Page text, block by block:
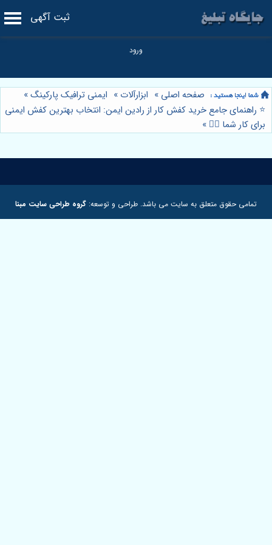
ثبت آگهی
صفحه اصلی » ابزارآلات » ایمنی ترافیک پارکینگ»
⭐️ راهنمای جامع خرید کفش کار از رادین ایمن: انتخاب بهترین کفش ایمنی
برای کار شما 👷‍♂️ »
تمامی حقوق متعلق به سایت می باشد. طراحی و توسعه: گروه طراحی سایت مبنا